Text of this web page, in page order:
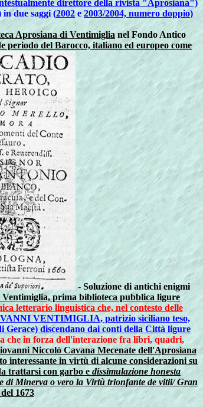
direttore della rivista "Aprosiana")
in due saggi (2002e 2003/2004, numero doppio)
Aprosiana di Ventimiglianel Fondo Antico
periodo del Barocco, italiano ed europeocome
- Soluzione di antichi enigmi
prima biblioteca pubblica ligure
letterario linguistica che, nel contesto delle
VENTIMIGLIA, patrizio siciliano teso,
discendano dai conti della Città ligure
che in forza dell'interazione fra libri, quadri,
Niccolò Cavana Mecenate dell'Aprosiana
in virtù di alcune considerazioni su
trattarsi con garbo edissimulazione honesta
di Minerva o vero la Virtù trionfante de vitii/ Gran
1673